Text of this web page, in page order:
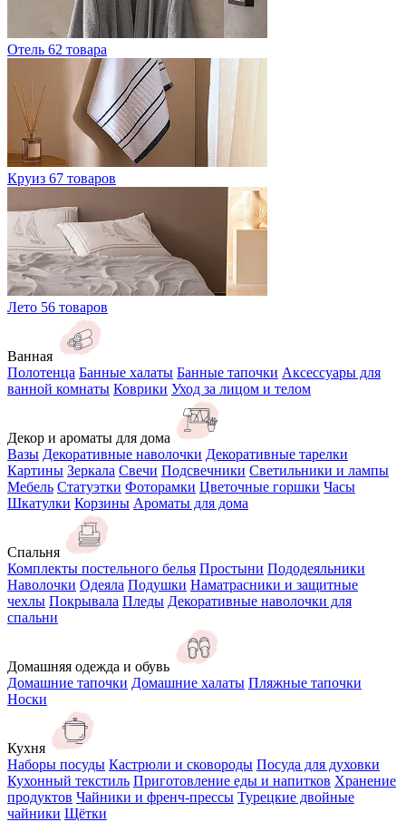
Отель 62 товара
Круиз 67 товаров
Лето 56 товаров
Ванная
Полотенца Банные халаты Банные тапочки Аксессуары для
ванной комнаты Коврики Уход за лицом и телом
Декор и ароматы для дома
Вазы Декоративные наволочки Декоративные тарелки
Картины Зеркала Свечи Подсвечники Светильники и лампы
Мебель Статуэтки Фоторамки Цветочные горшки Часы
Шкатулки Корзины Ароматы для дома
Спальня
Комплекты постельного белья Простыни Пододеяльники
Наволочки Одеяла Подушки Наматрасники и защитные
чехлы Покрывала Пледы Декоративные наволочки для
спальни
Домашняя одежда и обувь
Домашние тапочки Домашние халаты Пляжные тапочки
Носки
Кухня
Наборы посуды Кастрюли и сковороды Посуда для духовки
Кухонный текстиль Приготовление еды и напитков Хранение
продуктов Чайники и френч-прессы Турецкие двойные
чайники Щётки